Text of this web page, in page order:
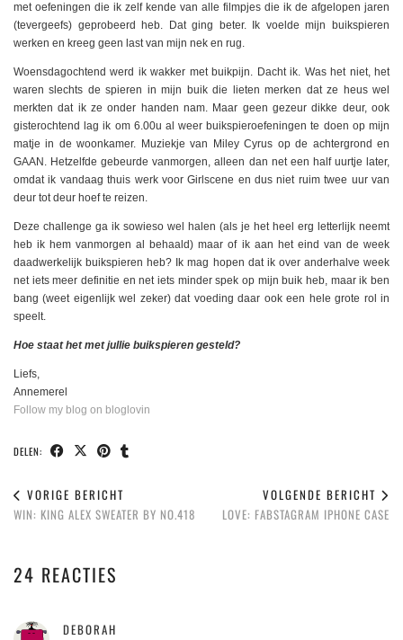
met oefeningen die ik zelf kende van alle filmpjes die ik de afgelopen jaren
(tevergeefs) geprobeerd heb. Dat ging beter. Ik voelde mijn buikspieren
werken en kreeg geen last van mijn nek en rug.
Woensdagochtend werd ik wakker met buikpijn. Dacht ik. Was het niet, het
waren slechts de spieren in mijn buik die lieten merken dat ze heus wel
merkten dat ik ze onder handen nam. Maar geen gezeur dikke deur, ook
gisterochtend lag ik om 6.00u al weer buikspieroefeningen te doen op mijn
matje in de woonkamer. Muziekje van Miley Cyrus op de achtergrond en
GAAN. Hetzelfde gebeurde vanmorgen, alleen dan net een half uurtje later,
omdat ik vandaag thuis werk voor Girlscene en dus niet ruim twee uur van
deur tot deur hoef te reizen.
Deze challenge ga ik sowieso wel halen (als je het heel erg letterlijk neemt
heb ik hem vanmorgen al behaald) maar of ik aan het eind van de week
daadwerkelijk buikspieren heb? Ik mag hopen dat ik over anderhalve week
net iets meer definitie en net iets minder spek op mijn buik heb, maar ik ben
bang (weet eigenlijk wel zeker) dat voeding daar ook een hele grote rol in
speelt.
Hoe staat het met jullie buikspieren gesteld?
Liefs,
Annemerel
Follow my blog on bloglovin
DELEN:
VORIGE BERICHT
WIN: KING ALEX SWEATER BY NO.418
VOLGENDE BERICHT
LOVE: FABSTAGRAM IPHONE CASE
24 REACTIES
DEBORAH